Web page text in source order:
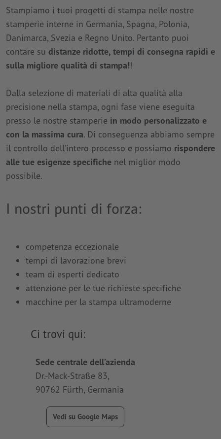
Stampiamo i tuoi progetti di stampa nelle nostre
stamperie interne in Germania, Spagna, Polonia,
Danimarca, Svezia e Regno Unito. Pertanto puoi
contare su distanze ridotte, tempi di consegna rapidi e
sulla migliore qualità di stampa!!
Dalla selezione di materiali di alta qualità alla
precisione nella stampa, ogni fase viene eseguita
presso le nostre stamperie in modo personalizzato e
con la massima cura. Di conseguenza abbiamo sempre
il controllo dell’intero processo e possiamo rispondere
alle tue esigenze specifiche nel miglior modo
possibile.
I nostri punti di forza:
competenza eccezionale
tempi di lavorazione brevi
team di esperti dedicato
attenzione per le tue richieste specifiche
macchine per la stampa ultramoderne
Ci trovi qui:
Sede centrale dell’azienda
Dr.-Mack-Straße 83,
90762 Fürth, Germania
Vedi su Google Maps